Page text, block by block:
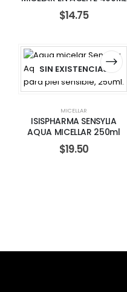
$14.75
SIN EXISTENCIAS
MICELLAR
ISISPHARMA SENSYLIA
AQUA MICELLAR 250ml
$19.50